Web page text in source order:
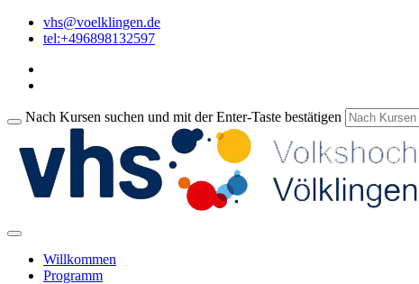
vhs@voelklingen.de
tel:+496898132597
Nach Kursen suchen und mit der Enter-Taste bestätigen
Willkommen
Programm